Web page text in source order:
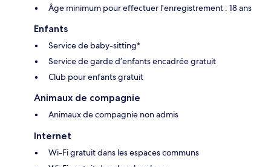
Âge minimum pour effectuer l'enregistrement : 18 ans
Enfants
Service de baby-sitting*
Service de garde d’enfants encadrée gratuit
Club pour enfants gratuit
Animaux de compagnie
Animaux de compagnie non admis
Internet
Wi-Fi gratuit dans les espaces communs